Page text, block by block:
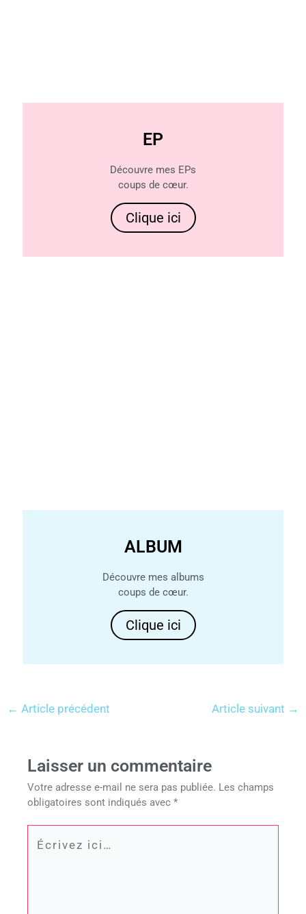
EP
Découvre mes EPs
coups de cœur.
Clique ici
ALBUM
Découvre mes albums
coups de cœur.
Clique ici
← Article précédent Article suivant →
Laisser un commentaire
Votre adresse e-mail ne sera pas publiée. Les champs
obligatoires sont indiqués avec*
ici…